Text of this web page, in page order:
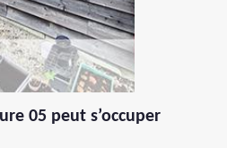
05 peut s’occuper